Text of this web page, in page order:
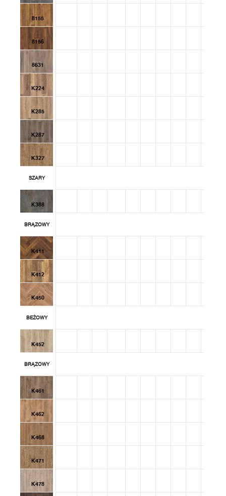
8155
8156
8631
K224
K285
K287
K327
SZARY
K388
BRĄZOWY
K411
K412
K450
BEŻOWY
K452
BRĄZOWY
K461
K462
K468
K471
K478